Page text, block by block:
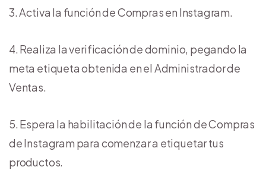
Activa la función de Compras en Instagram.
Realiza la verificación de dominio, pegando la
meta etiqueta obtenida en el Administrador de
Ventas.
Espera la habilitación de la función de Compras
de Instagram para comenzar a etiquetar tus
productos.